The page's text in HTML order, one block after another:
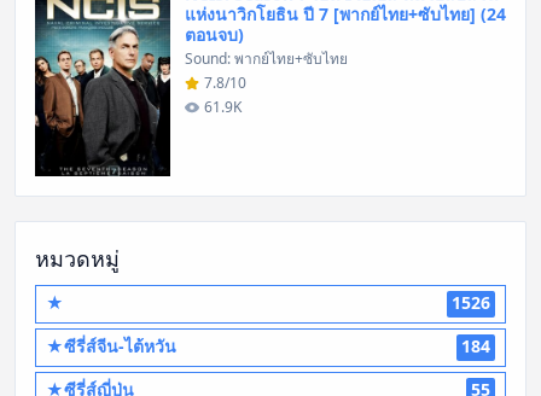
แห่งนาวิกโยธิน ปี 7 [พากย์ไทย+ซับไทย] (24
ตอนจบ)
Sound: พากย์ไทย+ซับไทย
7.8/10
61.9K
หมวดหมู่
★
1526
★ซีรี่ส์จีน-ไต้หวัน
184
★ซีรี่ส์ญี่ปุ่น
55